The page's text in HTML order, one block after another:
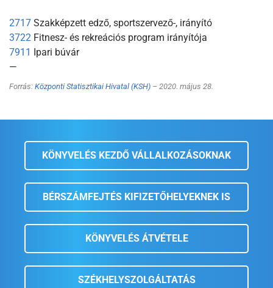
2717 Szakképzett edző, sportszervező-, irányító
3722 Fitnesz- és rekreációs program irányítója
7911 Ipari búvár
—
Forrás: Központi Statisztikai Hivatal (KSH) – 2020. május 28.
KÖNYVELÉS KEZDŐ VÁLLALKOZÁSOKNAK
BÉRSZÁMFEJTÉS KIFIZETŐHELYEKNEK IS
KÖNYVELÉS ÁTVÉTELE
SZÉKHELYSZOLGÁLTATÁS